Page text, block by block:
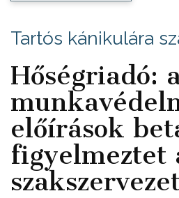
Tartós kánikulára
Hőségriadó:
előírások
figyelmeztet